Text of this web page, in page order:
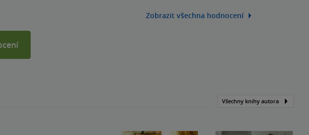
Zobrazit všechna hodnocení
Všechny knihy autora